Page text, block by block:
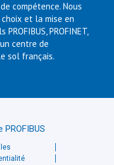
compétence. Nous
et la mise en
PROFINET,
centre de
sol français.